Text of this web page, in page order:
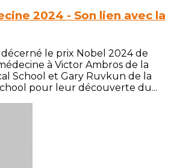
2024 - Son lien avec la
le prix Nobel 2024 de
à Victor Ambros de la
School et Gary Ruvkun de la
pour leur découverte du...